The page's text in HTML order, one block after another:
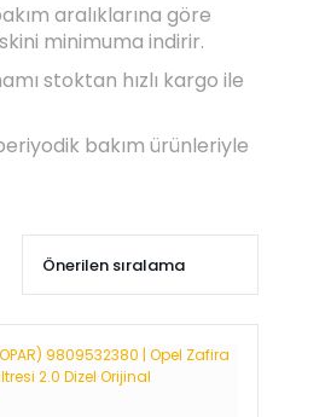
aralıklarına göre
minimuma indirir.
stoktan hızlı kargo ile
bakım ürünleriyle